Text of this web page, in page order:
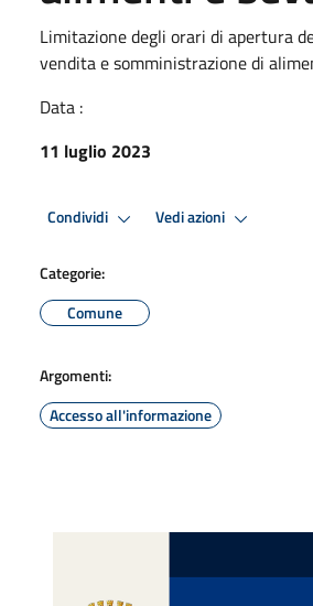
Limitazione degli orari di apertura
vendita e somministrazione di
Data :
11 luglio 2023
Condividi Vedi azioni
Categorie:
Comune
Argomenti:
Accesso all'informazione